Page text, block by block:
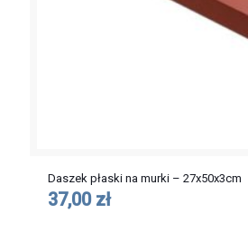
Daszek płaski na murki – 27x50x3cm
37,00 zł